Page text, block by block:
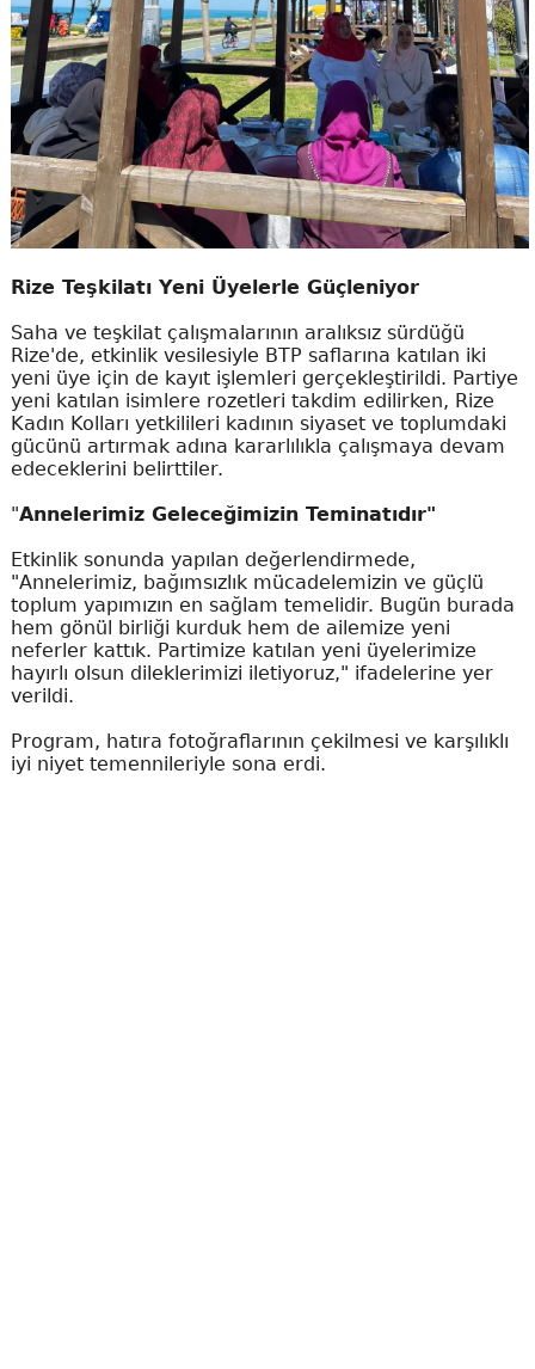
Rize Teşkilatı Yeni Üyelerle Güçleniyor
Saha ve teşkilat çalışmalarının aralıksız sürdüğü
Rize'de, etkinlik vesilesiyle BTP saflarına katılan iki
yeni üye için de kayıt işlemleri gerçekleştirildi. Partiye
yeni katılan isimlere rozetleri takdim edilirken, Rize
Kadın Kolları yetkilileri kadının siyaset ve toplumdaki
gücünü artırmak adına kararlılıkla çalışmaya devam
edeceklerini belirttiler.
"Annelerimiz Geleceğimizin Teminatıdır"
Etkinlik sonunda yapılan değerlendirmede,
"Annelerimiz, bağımsızlık mücadelemizin ve güçlü
toplum yapımızın en sağlam temelidir. Bugün burada
hem gönül birliği kurduk hem de ailemize yeni
neferler kattık. Partimize katılan yeni üyelerimize
hayırlı olsun dileklerimizi iletiyoruz," ifadelerine yer
verildi.
Program, hatıra fotoğraflarının çekilmesi ve karşılıklı
iyi niyet temennileriyle sona erdi.